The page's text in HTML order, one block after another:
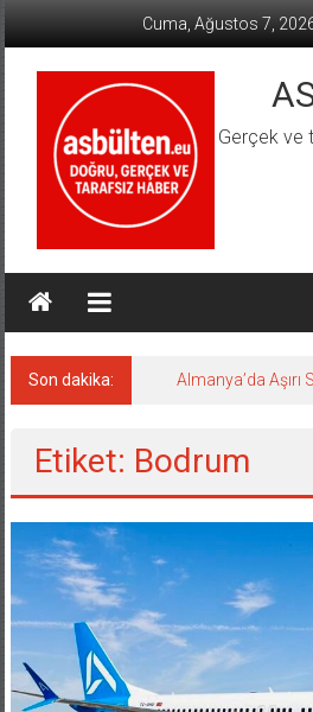
Cuma, Ağustos 7,
Gerçek ve
Son dakika: Almanya’da Aşırı
Etiket: Bodrum